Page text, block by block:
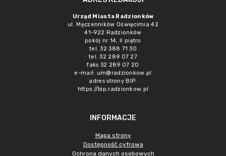
Urząd Miasta Radzionków
ul. Męczenników Oświęcimia 42
41-922 Radzionków
pokój nr 14, II piętro
tel. 32 388 71 30
tel. 32 289 07 27
faks 32 289 07 20
e-mail: um@radzionkow.pl
adres strony BIP:
https://bip.radzionkow.pl
INFORMACJE
Mapa strony
Dostępność cyfrowa
Ochrona danych osobowych